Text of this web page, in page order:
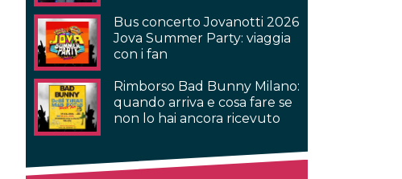
Bus concerto Jovanotti 2026
Jova Summer Party: viaggia
con i fan
Rimborso Bad Bunny Milano:
quando arriva e cosa fare se
non lo hai ancora ricevuto